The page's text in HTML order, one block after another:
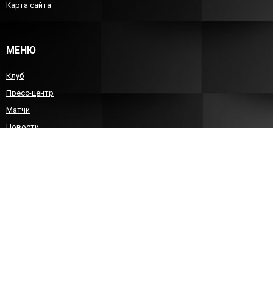
Карта сайта
МЕНЮ
Клуб
Пресс-центр
Матчи
Новости